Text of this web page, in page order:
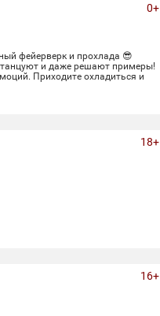
фейерверк и прохлада 😎
танцуют и даже решают примеры!
Приходите охладиться и
Понедельник-
0+
18+
16+